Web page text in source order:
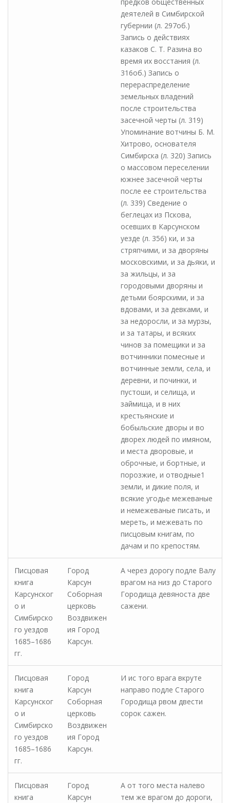
деятелей в Симбирской
губернии (л. 297об.)
Запись о действиях
казаков С. Т. Разина во
время их восстания (л.
316об.) Запись о
перераспределение
земельных владений
после строительства
засечной черты (л. 319)
Упоминание вотчины Б. М.
Хитрово, основателя
Симбирска (л. 320) Запись
о массовом переселении
южнее засечной черты
после ее строительства
(л. 339) Сведение о
беглецах из Пскова,
осевших в Карсунском
уезде (л. 356) ки, и за
стряпчими, и за дворяны
московскими, и за дьяки, и
за жильцы, и за
городовыми дворяны и
детьми боярскими, и за
вдовами, и за девками, и
за недоросли, и за мурзы,
и за татары, и всяких
чинов за помещики и за
вотчинники помесные и
вотчинные земли, села, и
деревни, и починки, и
пустоши, и селища, и
займища, и в них
крестьянские и
бобыльские дворы и во
дворех людей по имяном,
и места дворовые, и
оброчные, и бортные, и
порозжие, и отводные1
земли, и дикие поля, и
всякие угодье межеваные
и немежеваные писать, и
мереть, и межевать по
писцовым книгам, по
дачам и по крепостям.
Писцовая
книга
Карсунског
о и
Симбирско
го уездов
1685–1686
гг.
Город
Карсун
Соборная
церковь
Воздвижен
ия Город
Карсун.
А через дорогу подле Валу
врагом на низ до Старого
Городища девяноста две
сажени.
Писцовая
книга
Карсунског
о и
Симбирско
го уездов
1685–1686
гг.
Город
Карсун
Соборная
церковь
Воздвижен
ия Город
Карсун.
И ис того врага вкруте
направо подле Старого
Городища рвом двести
сорок сажен.
Писцовая
книга
Город
Карсун
А от того места налево
тем же врагом до дороги,